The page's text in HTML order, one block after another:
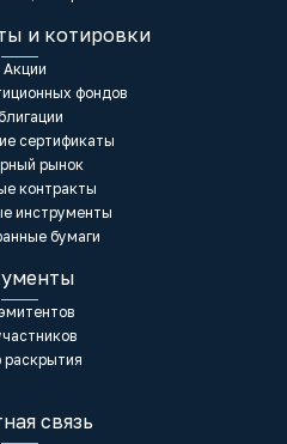
и котировки
Акции
фондов
сертификаты
рынок
контракты
инструменты
бумаги
раскрытия
связь